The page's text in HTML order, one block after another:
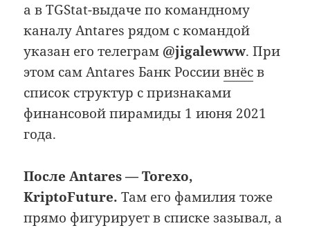
а в TGStat-выдаче по командному
каналу Antares рядом с командой
указан его телеграм @jigalewww. При
этом сам Antares Банк Россиивнёсв
список структур с признаками
финансовой пирамиды 1 июня 2021
года.
После Antares — Torexo,
KriptoFuture. Там его фамилия тоже
прямо фигурирует в списке зазывал, а